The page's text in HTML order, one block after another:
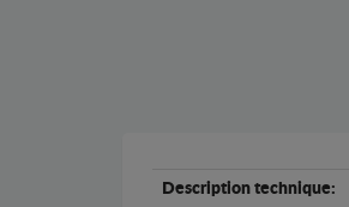
Description technique: